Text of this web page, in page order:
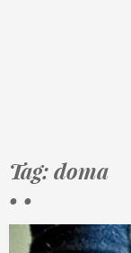
Tag: doma
• •